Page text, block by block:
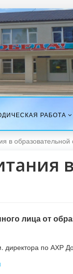
РАБОТА
в образовательной
лица от
директора по АХР